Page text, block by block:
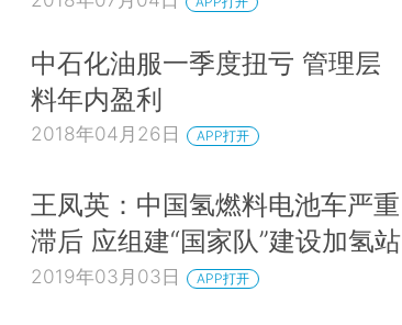
中石化油服一季度扭亏 管理层
料年内盈利
2018年04月26日 APP打开
王凤英：中国氢燃料电池车严重
滞后 应组建“国家队”建设加氢站
2019年03月03日 APP打开